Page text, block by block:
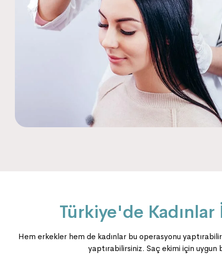
Türkiye'de
Hem erkekler hem de kadınlar bu operasyonu
yaptırabilirsiniz. Saç ekimi için uygun